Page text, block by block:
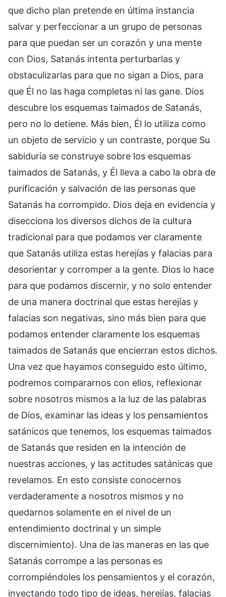
que dicho plan pretende en última instancia
salvar y perfeccionar a un grupo de personas
para que puedan ser un corazón y una mente
con Dios, Satanás intenta perturbarlas y
obstaculizarlas para que no sigan a Dios, para
que Él no las haga completas ni las gane. Dios
descubre los esquemas taimados de Satanás,
pero no lo detiene. Más bien, Él lo utiliza como
un objeto de servicio y un contraste, porque Su
sabiduría se construye sobre los esquemas
taimados de Satanás, y Él lleva a cabo la obra de
purificación y salvación de las personas que
Satanás ha corrompido. Dios deja en evidencia y
disecciona los diversos dichos de la cultura
tradicional para que podamos ver claramente
que Satanás utiliza estas herejías y falacias para
desorientar y corromper a la gente. Dios lo hace
para que podamos discernir, y no solo entender
de una manera doctrinal que estas herejías y
falacias son negativas, sino más bien para que
podamos entender claramente los esquemas
taimados de Satanás que encierran estos dichos.
Una vez que hayamos conseguido esto último,
podremos compararnos con ellos, reflexionar
sobre nosotros mismos a la luz de las palabras
de Dios, examinar las ideas y los pensamientos
satánicos que tenemos, los esquemas taimados
de Satanás que residen en la intención de
nuestras acciones, y las actitudes satánicas que
revelamos. En esto consiste conocernos
verdaderamente a nosotros mismos y no
quedarnos solamente en el nivel de un
entendimiento doctrinal y un simple
discernimiento). Una de las maneras en las que
Satanás corrompe a las personas es
corrompiéndoles los pensamientos y el corazón,
inyectando todo tipo de ideas, herejías, falacias